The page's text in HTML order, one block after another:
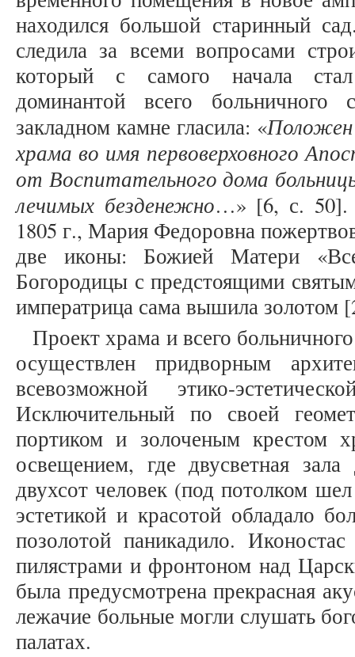
находился большой старинный
следила за всеми вопросами
который с самого начала
доминантой всего больничного
закладном камне гласила: «Положен
храма во имя первоверховного
от Воспитательного дома
лечимых безденежно…» [6, с. 50].
1805 г., Мария Федоровна
две иконы: Божией Матери
Богородицы с предстоящими
императрица сама вышила золотом
Проект храма и всего
осуществлен придворным
всевозможной этико-
Исключительный по своей
портиком и золоченым крестом
освещением, где двусветная
двухсот человек (под потолком
эстетикой и красотой обладало
позолотой паникадило.
пилястрами и фронтоном над
была предусмотрена прекрасная
лежачие больные могли слушать
палатах.